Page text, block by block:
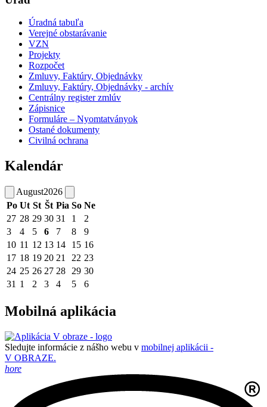
Úradná tabuľa
Verejné obstarávanie
VZN
Projekty
Rozpočet
Zmluvy, Faktúry, Objednávky
Zmluvy, Faktúry, Objednávky - archív
Centrálny register zmlúv
Zápisnice
Formuláre – Nyomtatványok
Ostané dokumenty
Civilná ochrana
Kalendár
August2026
Po Ut St Št Pia So Ne
27 28 29 30 31 1
2
3
4 5 6 7 8
9
10 11 12 13 14 15 16
17 18 19 20 21 22 23
24 25 26 27 28 29 30
31 1 2 3 4 5 6
Mobilná aplikácia
Sledujte informácie z nášho webu v mobilnej aplikácii -
V OBRAZE.
hore